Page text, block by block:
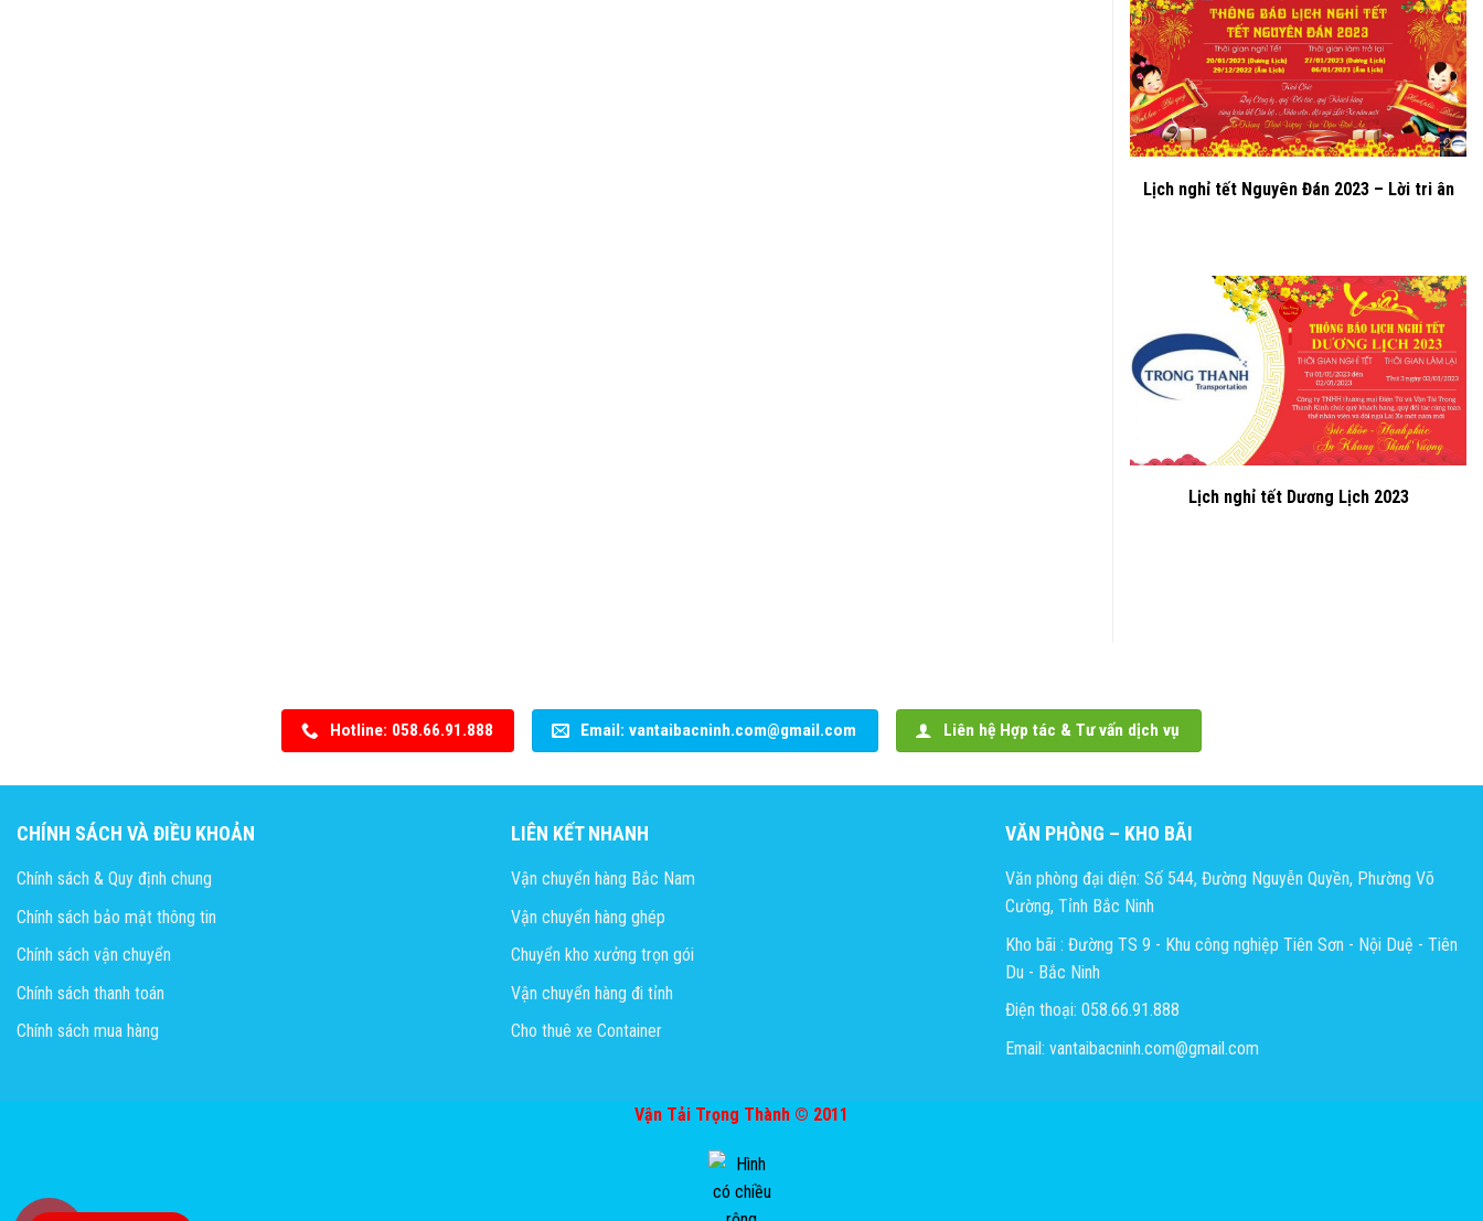
Lịch nghỉ tết Nguyên Đán 2023 – Lời tri ân
Lịch nghỉ tết Dương Lịch 2023
Hotline: 058.66.91.888 Email: vantaibacninh.com@gmail.com Liên hệ Hợp tác & Tư vấn dịch vụ
CHÍNH SÁCH VÀ ĐIỀU KHOẢN
Chính sách & Quy định chung
Chính sách bảo mật thông tin
Chính sách vận chuyển
Chính sách thanh toán
Chính sách mua hàng
LIÊN KẾT NHANH
Vận chuyển hàng Bắc Nam
Vận chuyển hàng ghép
Chuyển kho xưởng trọn gói
Vận chuyển hàng đi tỉnh
Cho thuê xe Container
VĂN PHÒNG – KHO BÃI
Văn phòng đại diện: Số 544, Đường Nguyễn Quyền, Phường Võ
Cường, Tỉnh Bắc Ninh
Kho bãi : Đường TS 9 - Khu công nghiệp Tiên Sơn - Nội Duệ - Tiên
Du - Bắc Ninh
Điện thoại: 058.66.91.888
Email: vantaibacninh.com@gmail.com
Vận Tải Trọng Thành © 2011